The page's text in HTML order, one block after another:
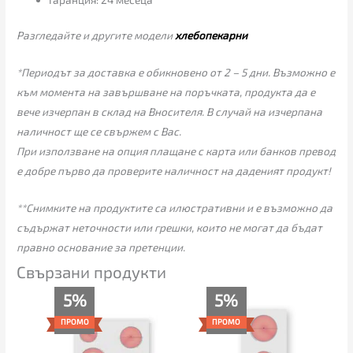
Разгледайте и другите моделихлебопекарни
*Периодът за доставка е обикновено от 2 – 5 дни. Възможно е
към момента на завършване на поръчката, продукта да е
вече изчерпан в склад на Вносителя. В случай на изчерпана
наличност ще се свържем с Вас.
При използване на опция плащане с карта или банков превод
е добре първо да проверите наличност на даденият продукт!
**Снимките на продуктите са илюстративни и е възможно да
съдържат неточности или грешки, които не могат да бъдат
правно основание за претенции.
Свързани продукти
5%
ПРОМО
was:
(733.44
е:
356.00€
(696.28
5%
ПРОМО
е:
223.00€
(436.15